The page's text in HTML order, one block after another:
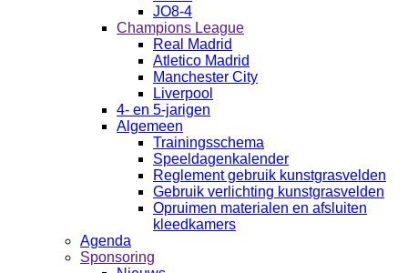
JO8-4
Champions League
Real Madrid
Atletico Madrid
Manchester City
Liverpool
4- en 5-jarigen
Algemeen
Trainingsschema
Speeldagenkalender
Reglement gebruik kunstgrasvelden
Gebruik verlichting kunstgrasvelden
Opruimen materialen en afsluiten
kleedkamers
Agenda
Sponsoring